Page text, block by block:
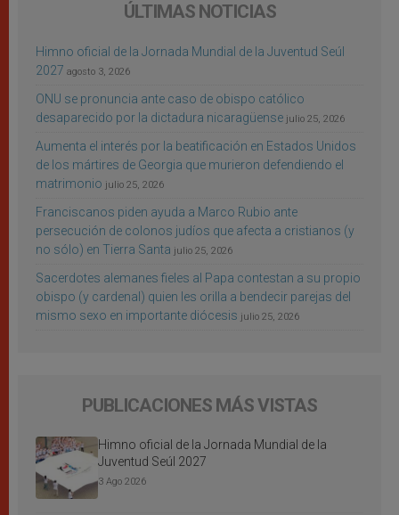
ÚLTIMAS NOTICIAS
Himno oficial de la Jornada Mundial de la Juventud Seúl
2027 agosto 3, 2026
ONU se pronuncia ante caso de obispo católico
desaparecido por la dictadura nicaragüense julio 25, 2026
Aumenta el interés por la beatificación en Estados Unidos
de los mártires de Georgia que murieron defendiendo el
matrimonio julio 25, 2026
Franciscanos piden ayuda a Marco Rubio ante
persecución de colonos judíos que afecta a cristianos (y
no sólo) en Tierra Santa julio 25, 2026
Sacerdotes alemanes fieles al Papa contestan a su propio
obispo (y cardenal) quien les orilla a bendecir parejas del
mismo sexo en importante diócesis julio 25, 2026
PUBLICACIONES MÁS VISTAS
Himno oficial de la Jornada Mundial de la
Juventud Seúl 2027
3 Ago 2026